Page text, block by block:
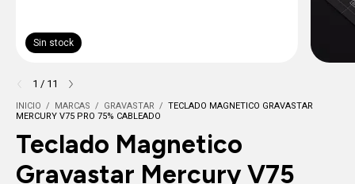
Sin stock
1 / 11
INICIO / MARCAS / GRAVASTAR / TECLADO MAGNETICO GRAVASTAR
MERCURY V75 PRO 75% CABLEADO
Teclado Magnetico
Gravastar Mercury V75